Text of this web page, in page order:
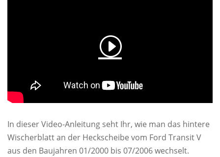
In dieser Video-Anleitung seht Ihr, wie man das hintere
Wischerblatt an der Heckscheibe vom Ford Transit V
aus den Baujahren 01/2000 bis 07/2006 wechselt.